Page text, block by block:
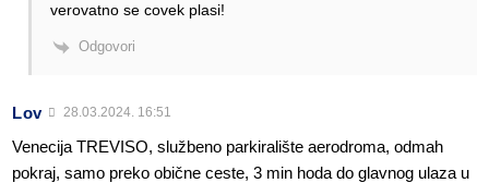
verovatno se covek plasi!
Odgovori
Lov 28.03.2024. 16:51
Venecija TREVISO, službeno parkiralište aerodroma, odmah
pokraj, samo preko obične ceste, 3 min hoda do glavnog ulaza u